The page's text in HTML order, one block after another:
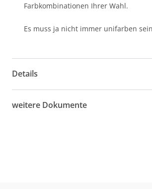
Farbkombinationen Ihrer Wahl.
Es muss ja nicht immer unifarben
Details
weitere Dokumente